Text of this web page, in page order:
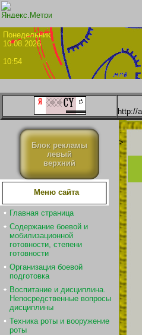
10.08.2026
10:54
http://
Блок рекламы
левый
верхний
Меню сайта
Главная страница
Содержание боевой и
мобилизационной
готовности, степени
готовности
Организация боевой
подготовка
Воспитание и дисциплина.
Непосредственные вопросы
дисциплины
Техника роты и вооружение
роты
>